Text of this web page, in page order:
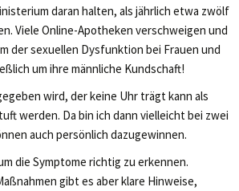
daran halten, als jährlich etwa zwölf
Viele Online-Apotheken verschweigen und
der sexuellen Dysfunktion bei Frauen und
um ihre männliche Kundschaft!
wird, der keine Uhr trägt kann als
werden. Da bin ich dann vielleicht bei zwei
auch persönlich dazugewinnen.
die Symptome richtig zu erkennen.
gibt es aber klare Hinweise,